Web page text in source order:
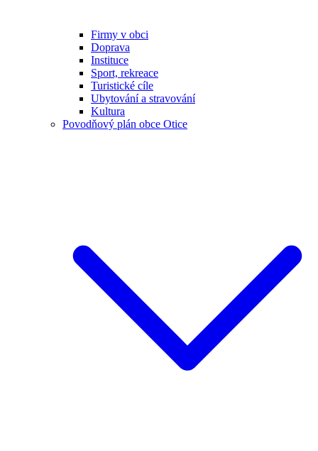
Firmy v obci
Doprava
Instituce
Sport, rekreace
Turistické cíle
Ubytování a stravování
Kultura
Povodňový plán obce Otice